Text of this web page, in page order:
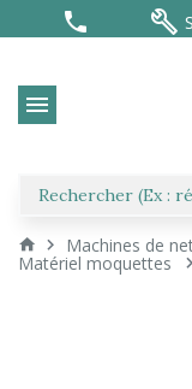
Machines de
Matériel moquettes